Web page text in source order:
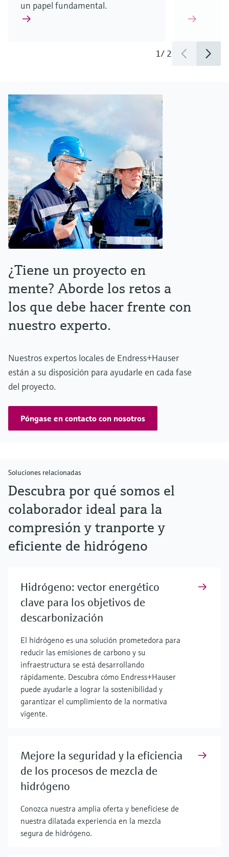
un papel fundamental.
1/ 2
¿Tiene un proyecto en
mente? Aborde los retos a
los que debe hacer frente con
nuestro experto.
Nuestros expertos locales de Endress+Hauser
están a su disposición para ayudarle en cada fase
del proyecto.
Póngase en contacto con nosotros
Soluciones relacionadas
Descubra por qué somos el
colaborador ideal para la
compresión y tranporte y
eficiente de hidrógeno
Hidrógeno: vector energético
clave para los objetivos de
descarbonización
El hidrógeno es una solución prometedora para
reducir las emisiones de carbono y su
infraestructura se está desarrollando
rápidamente. Descubra cómo Endress+Hauser
puede ayudarle a lograr la sostenibilidad y
garantizar el cumplimiento de la normativa
vigente.
Mejore la seguridad y la eficiencia
de los procesos de mezcla de
hidrógeno
Conozca nuestra amplia oferta y benefíciese de
nuestra dilatada experiencia en la mezcla
segura de hidrógeno.